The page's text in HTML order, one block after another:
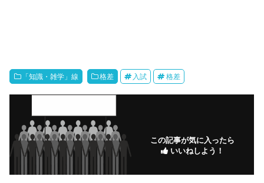
「知識・雑学」線 格差 入試 格差
この記事が気に入ったら
いいねしよう！